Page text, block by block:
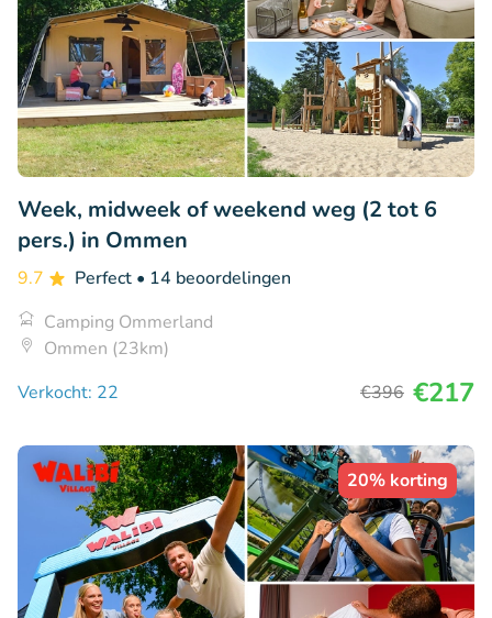
Week, midweek of weekend weg (2 tot 6
pers.) in Ommen
9.7 Perfect • 14 beoordelingen
Camping Ommerland
Ommen (23km)
Verkocht: 22
€396 €217
20% korting